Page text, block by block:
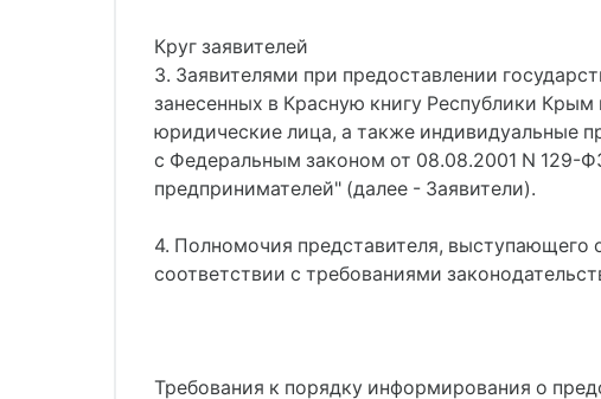
Круг заявителей
3. Заявителями при предоставлении
занесенных в Красную книгу Республики
юридические лица, а также индивидуальные
с Федеральным законом от 08.08.2001 N 129-
предпринимателей" (далее - Заявители).
4. Полномочия представителя,
соответствии с требованиями
Требования к порядку информирования о